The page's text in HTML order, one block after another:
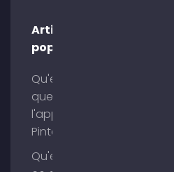
Articles
populaires
Qu'est-ce
que
l'application
Pinterest ?
Qu'est-